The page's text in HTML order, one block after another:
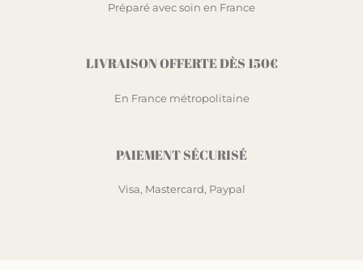
Préparé avec soin en France
LIVRAISON OFFERTE DÈS 150€
En France métropolitaine
PAIEMENT SÉCURISÉ
Visa, Mastercard, Paypal